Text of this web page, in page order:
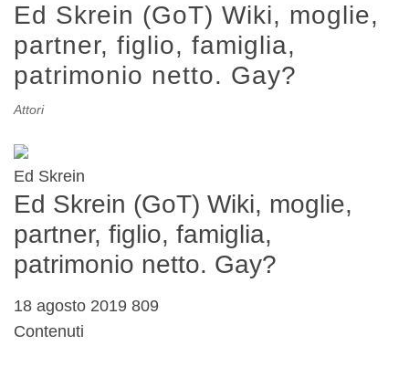
Ed Skrein (GoT) Wiki, moglie,
partner, figlio, famiglia,
patrimonio netto. Gay?
Attori
Ed Skrein
Ed Skrein (GoT) Wiki, moglie,
partner, figlio, famiglia,
patrimonio netto. Gay?
18 agosto 2019 809
Contenuti